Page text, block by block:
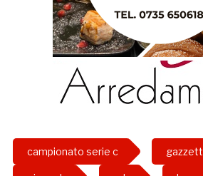
campionato serie c